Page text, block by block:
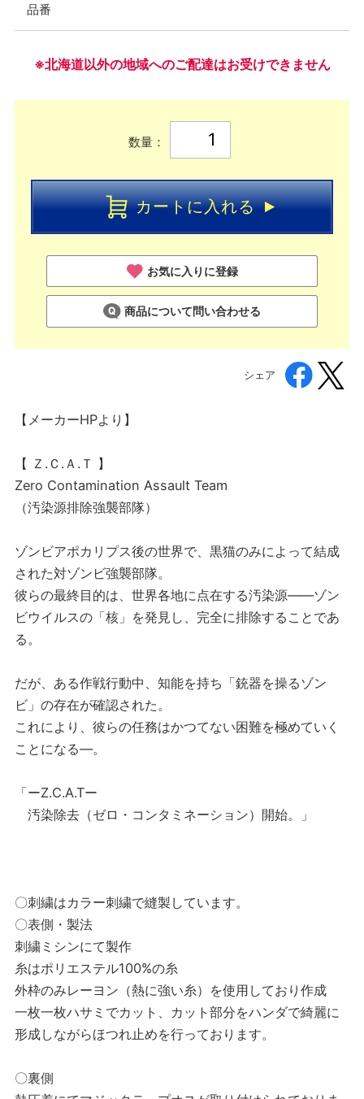
品番
※北海道以外の地域へのご配達はお受けできません
数量：
カートに入れる
お気に入りに登録
商品について問い合わせる
シェア
【メーカーHPより】
【 Ｚ.Ｃ.Ａ.Ｔ 】
Zero Contamination Assault Team
（汚染源排除強襲部隊）
ゾンビアポカリプス後の世界で、黒猫のみによって結成
された対ゾンビ強襲部隊。
彼らの最終目的は、世界各地に点在する汚染源——ゾン
ビウイルスの「核」を発見し、完全に排除することであ
る。
だが、ある作戦行動中、知能を持ち「銃器を操るゾン
ビ」の存在が確認された。
これにより、彼らの任務はかつてない困難を極めていく
ことになる―。
「ーZ.C.A.Tー
汚染除去（ゼロ・コンタミネーション）開始。」
〇刺繍はカラー刺繍で縫製しています。
〇表側・製法
刺繍ミシンにて製作
糸はポリエステル100%の糸
外枠のみレーヨン（熱に強い糸）を使用しており作成
一枚一枚ハサミでカット、カット部分をハンダで綺麗に
形成しながらほつれ止めを行っております。
〇裏側